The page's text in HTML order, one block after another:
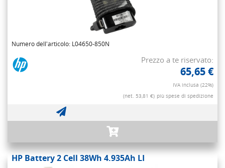
Numero dell'articolo: L04650-850N
Prezzo a te riservato:
65,65 €
IVA inclusa (22%)
(net. 53,81 €) più spese di spedizione
HP Battery 2 Cell 38Wh 4.935Ah LI